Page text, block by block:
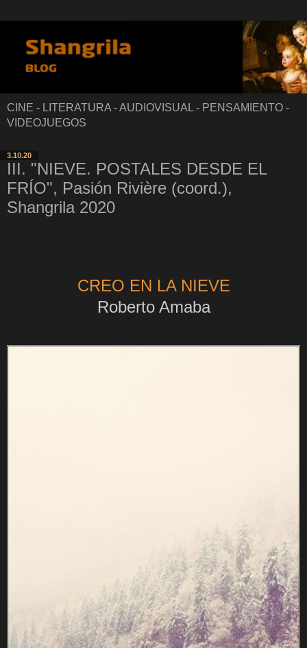
CINE - LITERATURA - AUDIOVISUAL - PENSAMIENTO -
VIDEOJUEGOS
3.10.20
III. "NIEVE. POSTALES DESDE EL
FRÍO", Pasión Rivière (coord.),
Shangrila 2020
CREO EN LA NIEVE
Roberto Amaba